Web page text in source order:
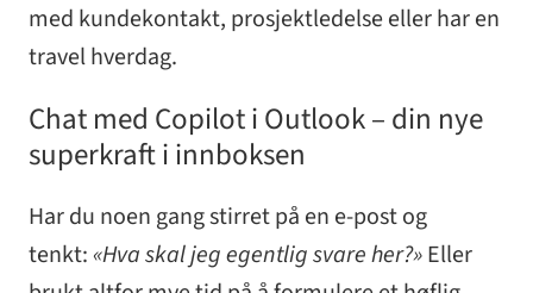
med kundekontakt, prosjektledelse eller har en
travel hverdag.
Chat med Copilot i Outlook – din nye
superkraft i innboksen
Har du noen gang stirret på en e-post og
tenkt: «Hva skal jeg egentlig svare her?»Eller